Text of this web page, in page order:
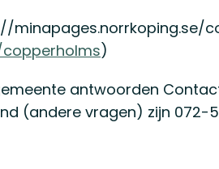
minapages.norrkoping.se/
)
antwoorden Contact
(andere vragen) zijn 072-